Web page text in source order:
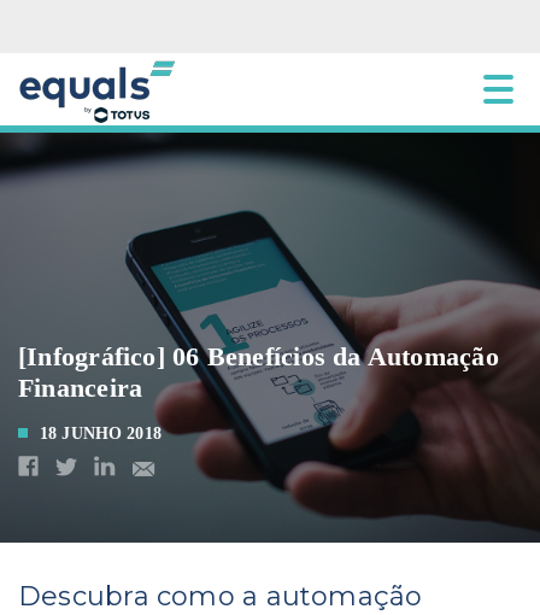
[Infográfico] 06 Benefícios da Automação
Financeira
18 JUNHO 2018
Descubra como a automação